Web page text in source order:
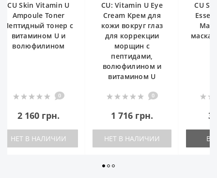
Vitamin U
Toner
тонер с
U и
0
грн.
НАЛИЧИИ
CU: Vitamin U Eye
Cream Крем для
кожи вокруг глаз
для коррекции
морщин с
пептидами,
волюфилином и
витамином U
0
1 716 грн.
НЕТ В НАЛИЧИИ
CU Skin
Essence
Mask
маска с
342 грн.
В КОРЗИНУ